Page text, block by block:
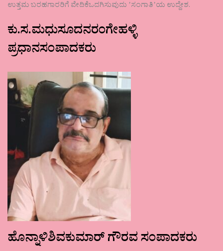
ಉತ್ತಮ ಬರಹಗಾರರಿಗೆ ವೇದಿಕೆಒದಗಿಸುವುದು ʼಸಂಗಾತಿʼಯ ಉದ್ದೇಶ.
ಕು.ಸ.ಮಧುಸೂದನರಂಗೇಹಳ್ಳಿ
ಪ್ರಧಾನಸಂಪಾದಕರು
ಹೊನ್ನಾಳಿಶಿವಕುಮಾರ್ ಗೌರವ ಸಂಪಾದಕರು